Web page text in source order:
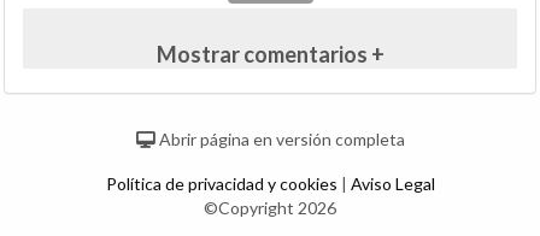
Mostrar comentarios +
Abrir página en versión completa
Política de privacidad y cookies | Aviso Legal
©Copyright 2026